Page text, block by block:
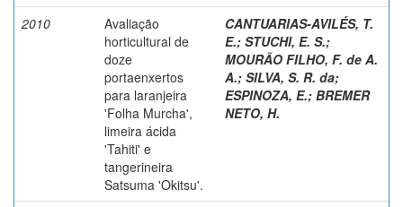
2010
Avaliação
horticultural de
doze
portaenxertos
para laranjeira
'Folha Murcha',
limeira ácida
'Tahiti' e
tangerineira
Satsuma 'Okitsu'.
CANTUARIAS-AVILÉS, T.
E.; STUCHI, E. S.;
MOURÃO FILHO, F. de A.
A.; SILVA, S. R. da;
ESPINOZA, E.; BREMER
NETO, H.